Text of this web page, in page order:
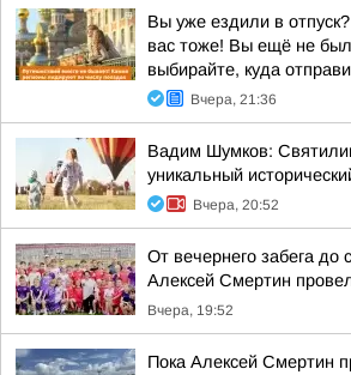
Вы уже ездили в
вас тоже! Вы ещё не
выбирайте, куда
Вчера, 21:36
Вадим Шумков:
уникальный
Вчера, 20:52
От вечернего забега до
Алексей Смертин
Вчера, 19:52
Пока Алексей Смертин